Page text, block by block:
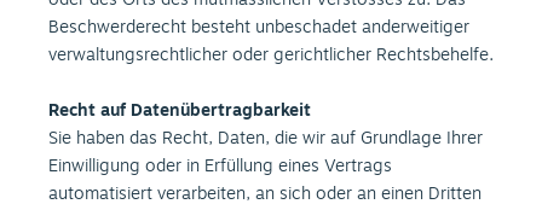
Beschwerderecht besteht unbeschadet anderweitiger
verwaltungsrechtlicher oder gerichtlicher Rechtsbehelfe.
Recht auf Datenübertragbarkeit
Sie haben das Recht, Daten, die wir auf Grundlage Ihrer
Einwilligung oder in Erfüllung eines Vertrags
automatisiert verarbeiten, an sich oder an einen Dritten